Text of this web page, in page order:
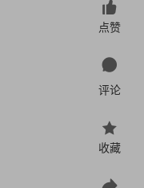
点赞
评论
收藏